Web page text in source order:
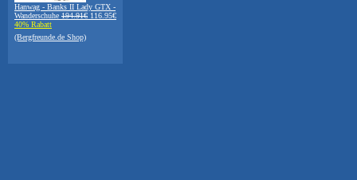
Hanwag - Banks II Lady GTX -
Wanderschuhe 194.91€ 116.95€
40% Rabatt
(Bergfreunde.de Shop)